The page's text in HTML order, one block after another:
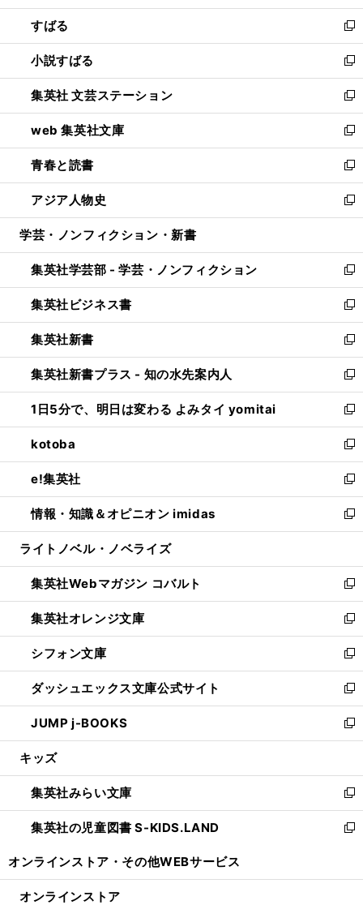
開
く
ウ
で
開
く
ン
ド
ウ
で
開
く
すばる
新
し
い
ウ
ィ
ン
ド
ウ
で
開
く
小説すばる
新
し
い
ウ
ィ
ン
ド
ウ
で
開
集英社 文芸ステーション
新
し
い
ウ
ィ
ン
ド
ウ
開
く
web 集英社文庫
新
し
い
ウ
ィ
ン
ウ
で
開
く
青春と読書
新
し
い
ウ
ン
ド
ウ
で
開
く
アジア人物史
新
し
ウ
ィ
ン
ド
ウ
で
開
く
学芸・ノンフィクション・新書
集英社学芸部 - 学芸・ノンフィクション
新
し
い
ウ
ィ
ン
ド
ウ
で
開
く
集英社ビジネス書
新
し
い
ウ
ィ
ン
ド
ウ
で
開
く
集英社新書
新
し
い
ウ
ィ
ン
ド
ウ
で
開
く
集英社新書プラス - 知の水先案内人
新
し
い
ウ
ィ
ン
ド
ウ
で
開
1日5分で、明日は変わる よみタイ yomitai
新
し
い
ウ
ィ
ン
ド
ウ
開
く
kotoba
新
し
い
ウ
ィ
ン
ウ
で
開
く
e!集英社
新
し
い
ウ
ン
ド
ウ
で
開
く
情報・知識＆オピニオン imidas
新
し
ウ
ィ
ン
ド
ウ
で
開
く
ライトノベル・ノベライズ
集英社Webマガジン コバルト
新
し
い
ウ
ィ
ン
ド
ウ
で
開
集英社オレンジ文庫
新
し
い
ウ
ィ
ン
ド
ウ
開
く
シフォン文庫
新
し
い
ウ
ィ
ン
ウ
で
開
く
ダッシュエックス文庫公式サイト
新
し
い
ウ
ン
ド
ウ
で
JUMP j-BOOKS
新
し
ウ
ィ
ン
ド
開
キッズ
集英社みらい文庫
新
し
い
ン
集英社の児童図書 S-KIDS.LAND
新
ウ
オンラインストア・ その他WEBサービス
オンラインストア